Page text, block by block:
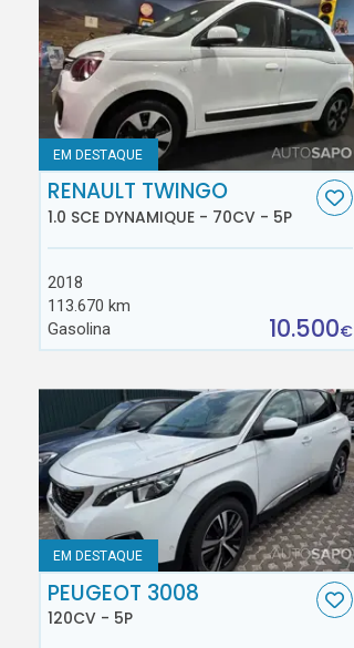
EM DESTAQUE
RENAULT TWINGO
1.0 SCE DYNAMIQUE - 70CV - 5P
2018
113.670 km
Gasolina
10.500€
EM DESTAQUE
PEUGEOT 3008
120CV - 5P